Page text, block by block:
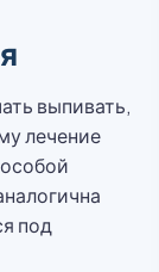
выпивать,
лечение
под